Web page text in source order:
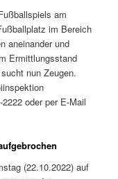
am
im Bereich
aneinander und
Ermittlungsstand
nun Zeugen.
oder per E-Mail
(22.10.2022) auf